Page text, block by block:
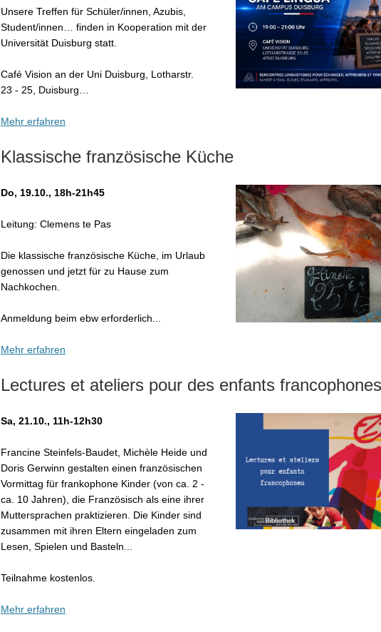
Unsere Treffen für Schüler/innen, Azubis,
Student/innen… finden in Kooperation mit der
Universität Duisburg statt.
Café Vision an der Uni Duisburg, Lotharstr.
23 - 25, Duisburg
Mehr erfahren
Klassische französische Küche
Do, 19.10., 18h-21h45
Leitung: Clemens te Pas
Die klassische französische Küche, im Urlaub
genossen und jetzt für zu Hause zum
Nachkochen.
Anmeldung beim ebw erforderlich...
Mehr erfahren
Lectures et ateliers pour des enfants francophones
Sa, 21.10., 11h-12h30
Francine Steinfels-Baudet, Michèle Heide und
Doris Gerwinn gestalten einen französischen
Vormittag für frankophone Kinder (von ca. 2 -
ca. 10 Jahren), die Französisch als eine ihrer
Muttersprachen praktizieren. Die Kinder sind
zusammen mit ihren Eltern eingeladen zum
Lesen, Spielen und Basteln...
Teilnahme kostenlos.
Mehr erfahren